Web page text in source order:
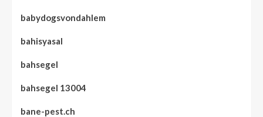
babydogsvondahlem
bahisyasal
bahsegel
bahsegel 13004
bane-pest.ch